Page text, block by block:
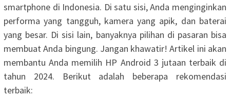
smartphone di Indonesia. Di satu sisi, Anda menginginkan
performa yang tangguh, kamera yang apik, dan baterai
yang besar. Di sisi lain, banyaknya pilihan di pasaran bisa
membuat Anda bingung. Jangan khawatir! Artikel ini akan
membantu Anda memilih HP Android 3 jutaan terbaik di
tahun 2024. Berikut adalah beberapa rekomendasi
terbaik: